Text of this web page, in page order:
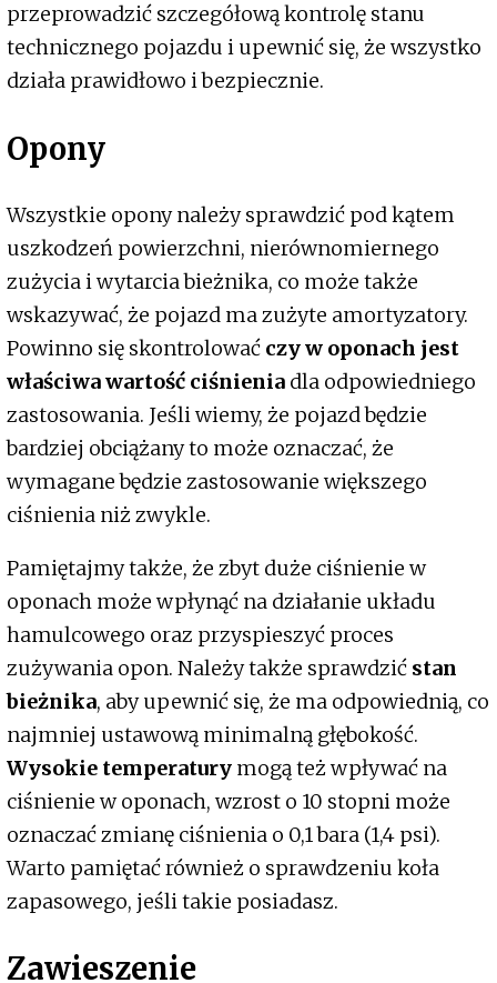
przeprowadzić szczegółową kontrolę stanu
technicznego pojazdu i upewnić się, że wszystko
działa prawidłowo i bezpiecznie.
Opony
Wszystkie opony należy sprawdzić pod kątem
uszkodzeń powierzchni, nierównomiernego
zużycia i wytarcia bieżnika, co może także
wskazywać, że pojazd ma zużyte amortyzatory.
Powinno się skontrolować czy w oponach jest
właściwa wartość ciśnienia dla odpowiedniego
zastosowania. Jeśli wiemy, że pojazd będzie
bardziej obciążany to może oznaczać, że
wymagane będzie zastosowanie większego
ciśnienia niż zwykle.
Pamiętajmy także, że zbyt duże ciśnienie w
oponach może wpłynąć na działanie układu
hamulcowego oraz przyspieszyć proces
zużywania opon. Należy także sprawdzić stan
bieżnika, aby upewnić się, że ma odpowiednią, co
najmniej ustawową minimalną głębokość.
Wysokie temperatury mogą też wpływać na
ciśnienie w oponach, wzrost o 10 stopni może
oznaczać zmianę ciśnienia o 0,1 bara (1,4 psi).
Warto pamiętać również o sprawdzeniu koła
zapasowego, jeśli takie posiadasz.
Zawieszenie